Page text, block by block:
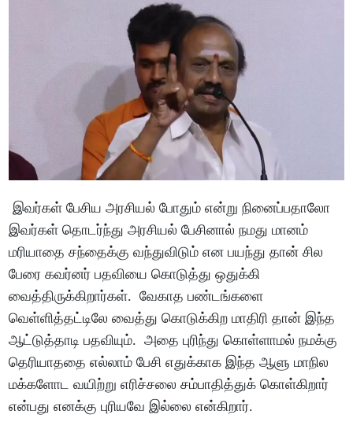
இவர்கள் பேசிய அரசியல் போதும் என்று நினைப்பதாலோ
இவர்கள் தொடர்ந்து அரசியல் பேசினால் நமது மானம்
மரியாதை சந்தைக்கு வந்துவிடும் என பயந்து தான் சில
பேரை கவர்னர் பதவியை கொடுத்து ஒதுக்கி
வைத்திருக்கிறார்கள். வேகாத பண்டங்களை
வெள்ளித்தட்டிலே வைத்து கொடுக்கிற மாதிரி தான் இந்த
ஆட்டுத்தாடி பதவியும். அதை புரிந்து கொள்ளாமல் நமக்கு
தெரியாததை எல்லாம் பேசி எதுக்காக இந்த ஆளு மாநில
மக்களோட வயிற்று எரிச்சலை சம்பாதித்துக் கொள்கிறார்
என்பது எனக்கு புரியவே இல்லை என்கிறார்.